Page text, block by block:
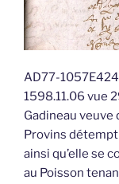
AD77-
1598.11.06 vue
Gadineau
Provins
ainsi qu’elle se
au Poisson